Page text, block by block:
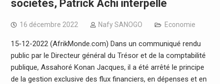
sociétés, Patrick Achi interpellé
16 décembre 2022 Nafy SANOGO Economie
15-12-2022 (AfrikMonde.com) Dans un communiqué rendu
public par le Directeur général du Trésor et de la comptabilité
publique, Assahoré Konan Jacques, il a été arrêté le principe
de la gestion exclusive des flux financiers, en dépenses et en